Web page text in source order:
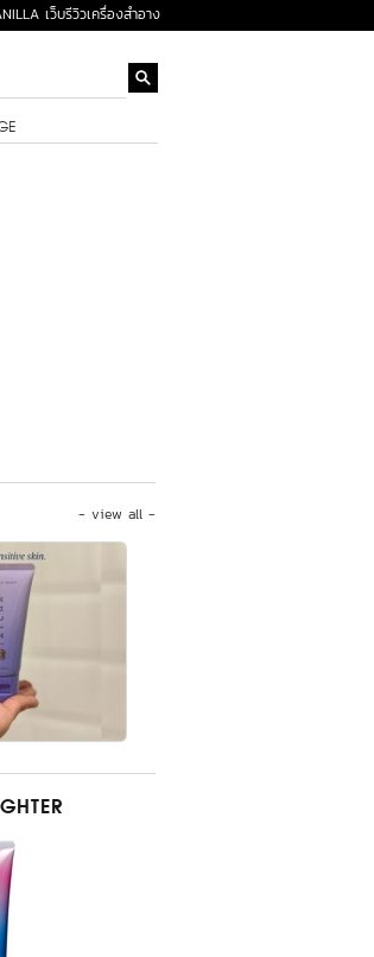
เว็บรีวิวเครื่องสำอาง
- view all -